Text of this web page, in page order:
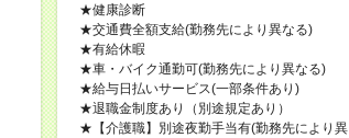
★健康診断
★交通費全額支給(勤務先により異なる)
★有給休暇
★車・バイク通勤可(勤務先により異なる)
★給与日払いサービス(一部条件あり)
★退職金制度あり（別途規定あり）
★【介護職】別途夜勤手当有(勤務先により異